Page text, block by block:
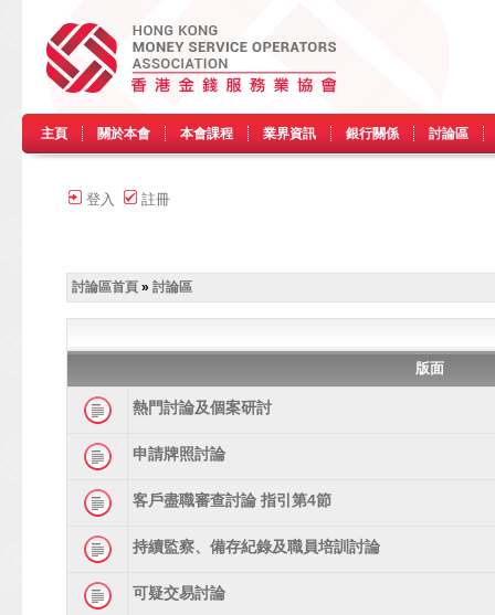
主頁 關於本會 本會課程 業界資訊 銀行關係 討論區
登入 註冊
討論區首頁 » 討論區
版面
熱門討論及個案研討
申請牌照討論
客戶盡職審查討論 指引第4節
持續監察、備存紀錄及職員培訓討論
可疑交易討論